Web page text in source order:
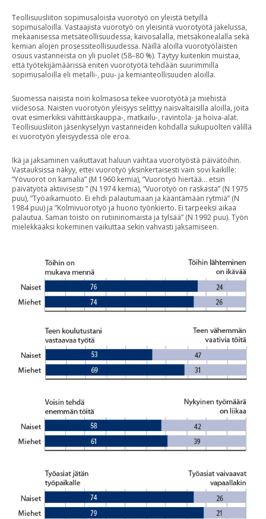
Teollisuusliiton sopimusaloista vuorotyö on yleistä tietyillä
sopimusaloilla. Vastaajista vuorotyö on yleisintä vuorotyötä jakelussa,
mekaanisessa metsäteollisuudessa, kaivosalalla, metsäkonealalla sekä
kemian alojen prosessiteollisuudessa. Näillä aloilla vuorotyöläisten
osuus vastanneista on yli puolet (58–80 %). Täytyy kuitenkin muistaa,
että työtekijämäärissä eniten vuorotyötä tehdään suurimmilla
sopimusaloilla eli metalli-, puu- ja kemianteollisuuden aloilla.
Suomessa naisista noin kolmasosa tekee vuorotyötä ja miehistä
viidesosa. Naisten vuorotyön yleisyys selittyy naisvaltaisilla aloilla, joita
ovat esimerkiksi vähittäiskauppa-, matkailu-, ravintola- ja hoiva-alat.
Teollisuusliiton jäsenkyselyyn vastanneiden kohdalla sukupuolten välillä
ei vuorotyön yleisyydessä ole eroa.
Ikä ja jaksaminen vaikuttavat haluun vaihtaa vuorotyöstä päivätöihin.
Vastauksissa näkyy, ettei vuorotyö yksinkertaisesti vain sovi kaikille:
”Yövuorot on kamalia” (M 1960 kemia), ”Vuorotyö hiertää… etsin
päivätyötä aktiivisesti ” (N 1974 kemia), ”Vuorotyö on raskasta” (N 1975
puu), ”Työaikamuoto. Ei ehdi palautumaan ja kääntämään rytmiä” (N
1984 puu) ja ”Kolmivuorotyö ja huono työnkierto. Ei tarpeeksi aikaa
palautua. Saman toisto on rutiininomaista ja tylsää” (N 1992 puu). Työn
mielekkääksi kokeminen vaikuttaa sekin vahvasti jaksamiseen.